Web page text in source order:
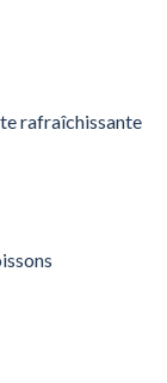
rafraîchissante